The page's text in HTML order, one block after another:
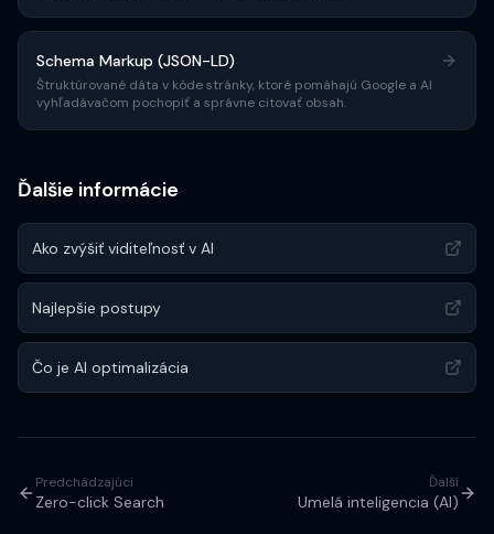
Schema Markup (JSON-LD)
Štruktúrované dáta v kóde stránky, ktoré pomáhajú Google a AI
vyhľadávačom pochopiť a správne citovať obsah.
Ďalšie informácie
Ako zvýšiť viditeľnosť v AI
Najlepšie postupy
Čo je AI optimalizácia
Predchádzajúci
Zero-click Search
Ďalší
Umelá inteligencia (AI)